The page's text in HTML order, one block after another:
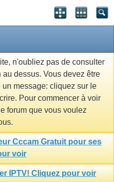
n'oubliez pas de consulter
dessus. Vous devez être
message: cliquez sur le
Pour commencer à voir
forum que vous voulez
Cccam Gratuit pour ses
voir
IPTV! Cliquez pour voir